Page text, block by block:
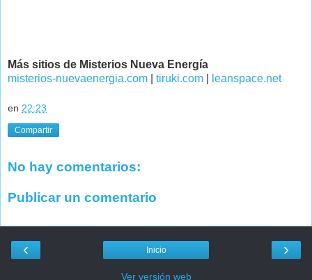
Más sitios de Misterios Nueva Energía
misterios-nuevaenergia.com
tiruki.com leanspace.net
en 22:23
Compartir
No hay comentarios:
Publicar un comentario
‹ ›
Inicio
Ver versión web